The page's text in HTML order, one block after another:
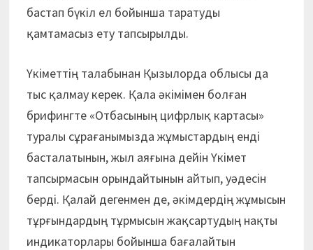
бастап бүкіл ел бойынша таратуды
қамтамасыз ету тапсырылды.
Үкіметтің талабынан Қызылорда облысы да
тыс қалмау керек. Қала әкімімен болған
брифингте «Отбасының цифрлық картасы»
туралы сұрағанымызда жұмыстардың енді
басталатынын, жыл аяғына дейін Үкімет
тапсырмасын орындайтынын айтып, уәдесін
берді. Қалай дегенмен де, әкімдердің жұмысын
тұрғындардың тұрмысын жақсартудың нақты
индикаторлары бойынша бағалайтын